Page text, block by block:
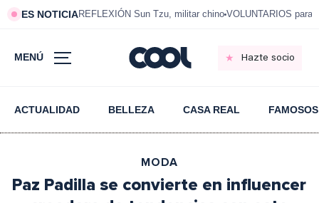
ES NOTICIAREFLEXIÓN Sun Tzu, militar chino VOLUNTARIOS para
MENÚ Hazte socio
ACTUALIDAD BELLEZA CASA REAL FAMOSOS
MODA
Paz Padilla se convierte en influencer